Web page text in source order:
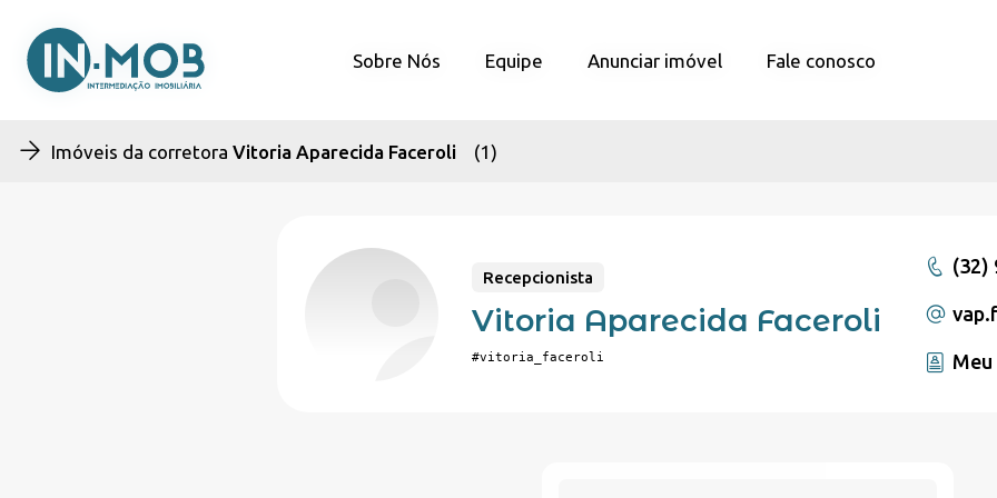
Sobre Nós Equipe Anunciar imóvel Fale conosco
Sobre Nós Equipe Anunciar imóvel Fale conosco
Imóveis da corretora Vitoria Aparecida Faceroli (1)
Recepcionista
Vitoria Aparecida Faceroli
#vitoria_faceroli
(32)